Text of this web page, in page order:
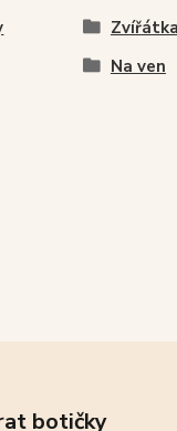
Zvířátka
Na ven
botičky